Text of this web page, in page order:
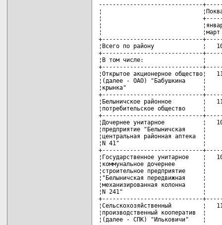
------------------------------
¦
¦
¦                             ¦январь -
¦                             ¦март
+-----------------------------
¦Всего по району              ¦
+-----------------------------
¦В том числе:
+-----------------------------
¦Открытое акционерное
¦(далее - ОАО) "Бабушкина
¦крынка"                      ¦
+-----------------------------
¦Белыничское районное         ¦
¦потребительское общество
+-----------------------------
¦Дочернее унитарное           ¦
¦предприятие "Белыничская
¦центральная районная
¦N 41"                        ¦
+-----------------------------
¦Государственное унитарное
¦коммунальное дочернее
¦строительное предприятие
¦"Белыничская передвижная
¦механизированная колонна
¦N 241"                       ¦
+-----------------------------
¦Сельскохозяйственный         ¦
¦производственный
¦(далее - СПК) "Ильковичи"